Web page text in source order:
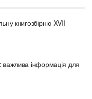
книгозбірню XVII
інформація для